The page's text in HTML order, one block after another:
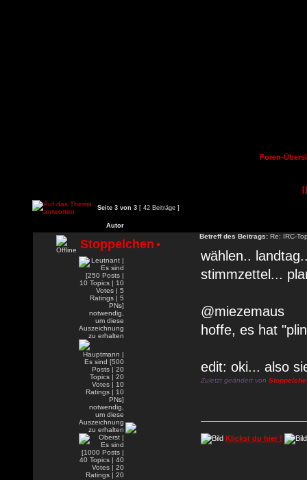
Foren-
Seite 3 von 3 [ 42 Beiträge ]
Autor
Stoppelchen •
Betreff des Beitrags: Re: IRC-
wählen..
stimmzettel...
@miezemaus
hoffe, es hat
edit: oki... also
Zuletzt geändert von
Klickst du hier !